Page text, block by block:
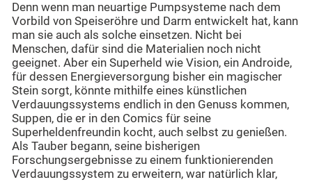
Denn wenn man neuartige Pumpsysteme nach dem
Vorbild von Speiseröhre und Darm entwickelt hat, kann
man sie auch als solche einsetzen. Nicht bei
Menschen, dafür sind die Materialien noch nicht
geeignet. Aber ein Superheld wie Vision, ein Androide,
für dessen Energieversorgung bisher ein magischer
Stein sorgt, könnte mithilfe eines künstlichen
Verdauungssystems endlich in den Genuss kommen,
Suppen, die er in den Comics für seine
Superheldenfreundin kocht, auch selbst zu genießen.
Als Tauber begann, seine bisherigen
Forschungsergebnisse zu einem funktionierenden
Verdauungssystem zu erweitern, war natürlich klar,